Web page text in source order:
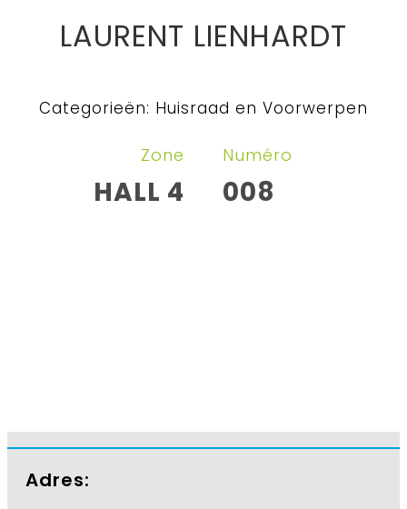
LAURENT LIENHARDT
Categorieën: Huisraad en Voorwerpen
Zone
HALL 4
Numéro
008
Adres: